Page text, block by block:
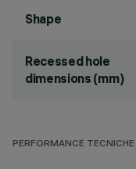
Shape
Recessed hole
dimensions (mm)
PERFORMANCE TECNICHE